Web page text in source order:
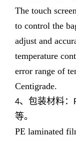
The touch
to control the
adjust and
temperature
error range of
Centigrade.
4、包装材料：
等。
PE laminated